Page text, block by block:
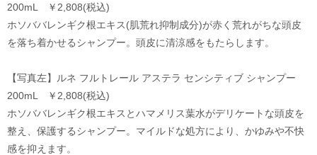
200mL ￥2,808(税込)
ホソババレンギク根エキス(肌荒れ抑制成分)が赤く荒れがちな頭皮
を落ち着かせるシャンプー。頭皮に清涼感をもたらします。
【写真左】ルネ フルトレール アステラ センシティブ シャンプー
200mL ￥2,808(税込)
ホソババレンギク根エキスとハマメリス葉水がデリケートな頭皮を
整え、保護するシャンプー。マイルドな処方により、かゆみや不快
感を抑えます。